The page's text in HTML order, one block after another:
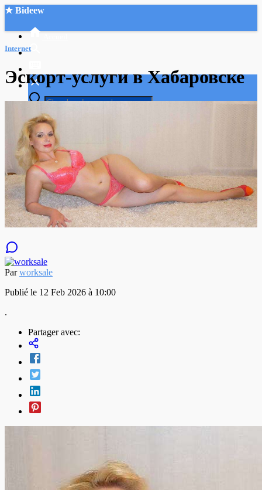
★ Bideew
Mon compte
Connexion
Créer un compte
Mode nuit
Internet
Эскорт-услуги в Хабаровске
Parworksale
Publié le 12 Feb 2026 à 10:00
.
Partager avec: